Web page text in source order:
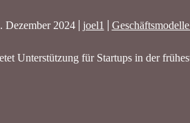
Dezember 2024 joel1
Unterstützung für Startups in der